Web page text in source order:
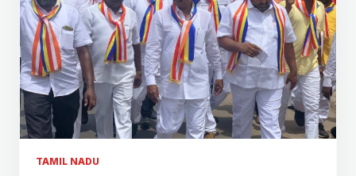
TAMIL NADU